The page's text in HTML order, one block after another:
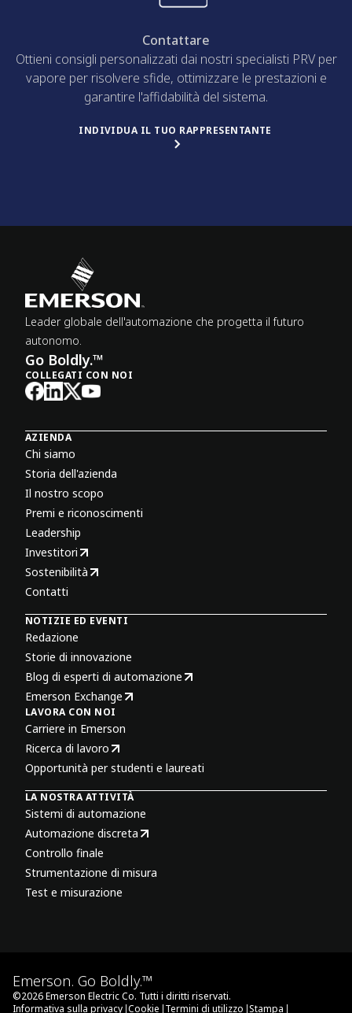
Contattare
Ottieni consigli personalizzati dai nostri specialisti PRV per
vapore per risolvere sfide, ottimizzare le prestazioni e
garantire l'affidabilità del sistema.
INDIVIDUA IL TUO RAPPRESENTANTE
Leader globale dell'automazione che progetta il futuro
autonomo.
Go Boldly.™
COLLEGATI CON NOI
AZIENDA
Chi siamo
Storia dell'azienda
Il nostro scopo
Premi e riconoscimenti
Leadership
Investitori
Sostenibilità
Contatti
NOTIZIE ED EVENTI
Redazione
Storie di innovazione
Blog di esperti di automazione
Emerson Exchange
LAVORA CON NOI
Carriere in Emerson
Ricerca di lavoro
Opportunità per studenti e laureati
LA NOSTRA ATTIVITÀ
Sistemi di automazione
Automazione discreta
Controllo finale
Strumentazione di misura
Test e misurazione
Emerson. Go Boldly.™
©2026Emerson Electric Co. Tutti i diritti riservati.
Informativa sulla privacy |Cookie |Termini di utilizzo |Stampa |